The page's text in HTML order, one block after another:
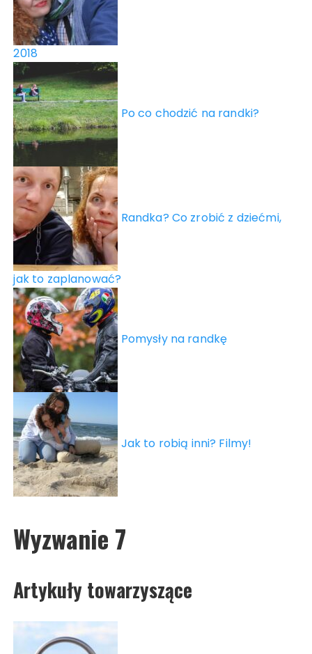
2018
Po co chodzić na randki?
Randka? Co zrobić z dziećmi,
jak to zaplanować?
Pomysły na randkę
Jak to robią inni? Filmy!
Wyzwanie 7
Artykuły towarzyszące